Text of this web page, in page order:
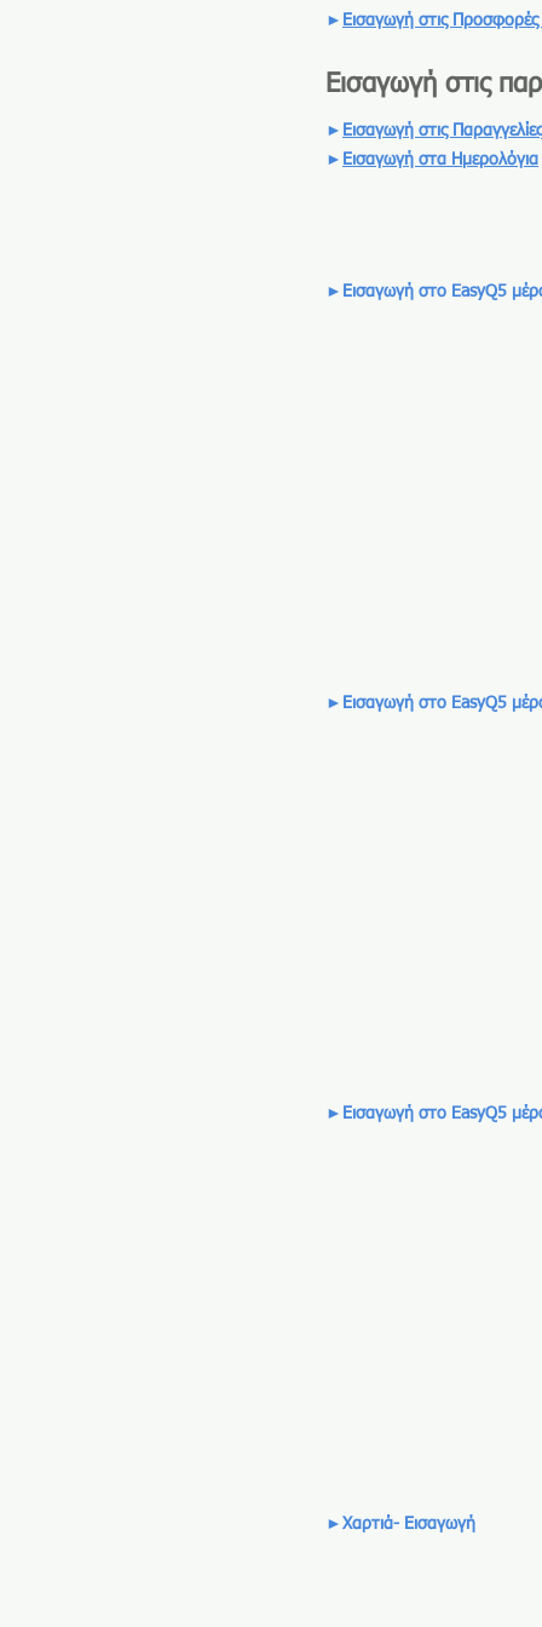
► Εισαγωγή στις
Εισαγωγή στις
► Εισαγωγή στις Παραγγελίες
► Εισαγωγή στα Ημερολόγια
►Εισαγωγή στο EasyQ5
►Εισαγωγή στο EasyQ5
►Εισαγωγή στο EasyQ5
►Χαρτιά- Εισαγωγή